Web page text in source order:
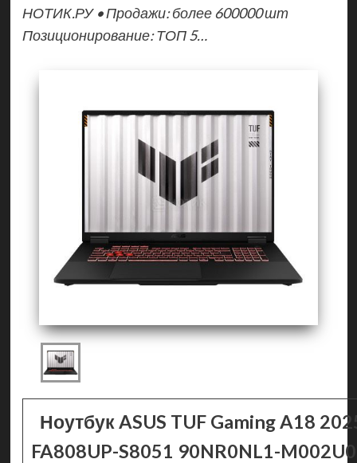
НОТИК.РУ • Продажи: более 600000 шт
Позиционирование: ТОП 5…
Ноутбук ASUS TUF Gaming A18
FA808UP-S8051 90NR0NL1-M002U0